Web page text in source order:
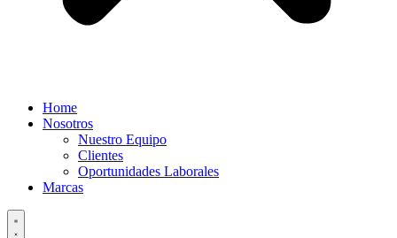
Home
Nosotros
Nuestro Equipo
Clientes
Oportunidades Laborales
Marcas